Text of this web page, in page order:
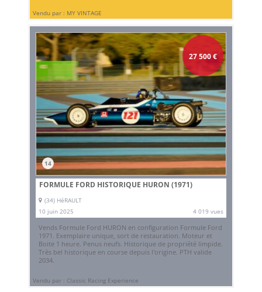
Vendu par : MY VINTAGE
27 500€
14
FORMULE FORD HISTORIQUE HURON (1971)
(34) HéRAULT
10 juin 2025
4 019 vues
Vends Formule Ford HURON en configuration Formule Ford
1971. Exemplaire unique, sort de restauration. Moteur et
Boite 1 heure. Penus neufs. Historique de propriété limpide.
Très bel historique en course depuis l'origine. PTH valide
2034.
Vendu par : Classic Racing Experience